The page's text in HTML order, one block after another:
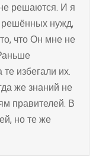
решаются. И я
решённых нужд,
что Он мне не
избегали их.
же знаний не
правителей. В
но те же